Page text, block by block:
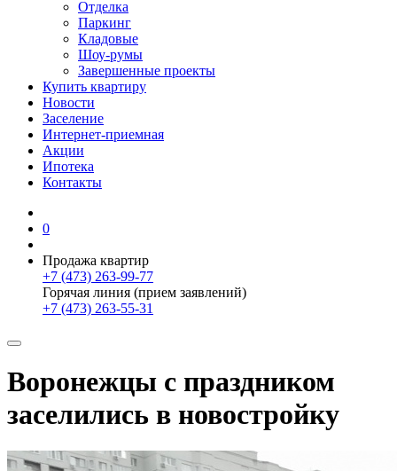
Отделка
Паркинг
Кладовые
Шоу-румы
Завершенные проекты
Купить квартиру
Новости
Заселение
Интернет-приемная
Акции
Ипотека
Контакты
0
Продажа квартир
+7 (473) 263-99-77
Горячая линия (прием заявлений)
+7 (473) 263-55-31
Воронежцы с праздником
заселились в новостройку